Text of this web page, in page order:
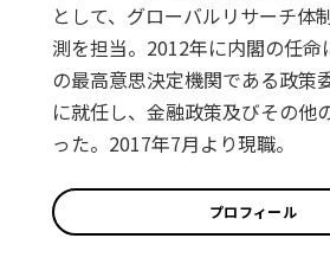
として、グローバルリサーチ体
測を担当。2012年に内閣の任命
の最高意思決定機関である政策
に就任し、金融政策及びその他
った。2017年7月より現職。
プロフィール